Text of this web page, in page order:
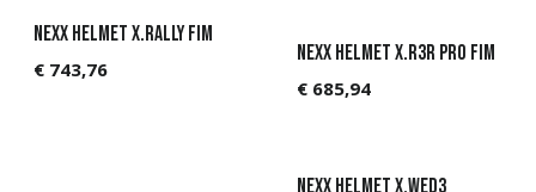
NEXX Helmet X.Rally FIM
€ 743,76
NEXX Helmet X.R3R PRO FIM
€ 685,94
NEXX Helmet X.WED3